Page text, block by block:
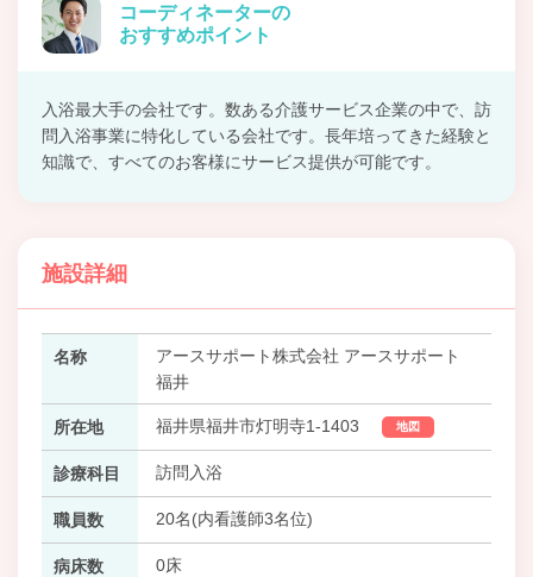
コーディネーターの
おすすめポイント
入浴最大手の会社です。数ある介護サービス企業の中で、訪
問入浴事業に特化している会社です。長年培ってきた経験と
知識で、すべてのお客様にサービス提供が可能です。
施設詳細
名称
アースサポート株式会社 アースサポート
福井
所在地 福井県福井市灯明寺1-1403 地図
診療科目 訪問入浴
職員数 20名(内看護師3名位)
病床数 0床